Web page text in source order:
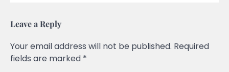
Leave a Reply
Your email address will not be published. Required
fields are marked *